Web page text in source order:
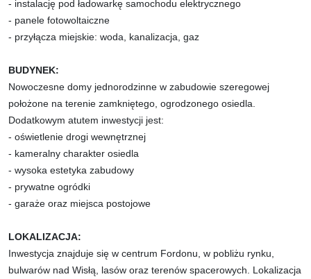
- instalację pod ładowarkę samochodu elektrycznego
- panele fotowoltaiczne
- przyłącza miejskie: woda, kanalizacja, gaz
BUDYNEK:
Nowoczesne domy jednorodzinne w zabudowie szeregowej
położone na terenie zamkniętego, ogrodzonego osiedla.
Dodatkowym atutem inwestycji jest:
- oświetlenie drogi wewnętrznej
- kameralny charakter osiedla
- wysoka estetyka zabudowy
- prywatne ogródki
- garaże oraz miejsca postojowe
LOKALIZACJA:
Inwestycja znajduje się w centrum Fordonu, w pobliżu rynku,
bulwarów nad Wisłą, lasów oraz terenów spacerowych. Lokalizacja